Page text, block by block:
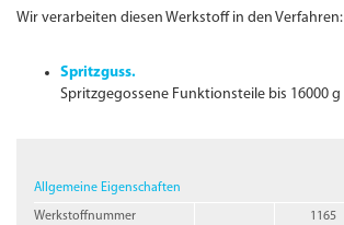
Wir verarbeiten diesen Werkstoff in den Verfahren:
Spritzguss.
Spritzgegossene Funktionsteile bis 16000 g
Allgemeine Eigenschaften
Werkstoffnummer 1165